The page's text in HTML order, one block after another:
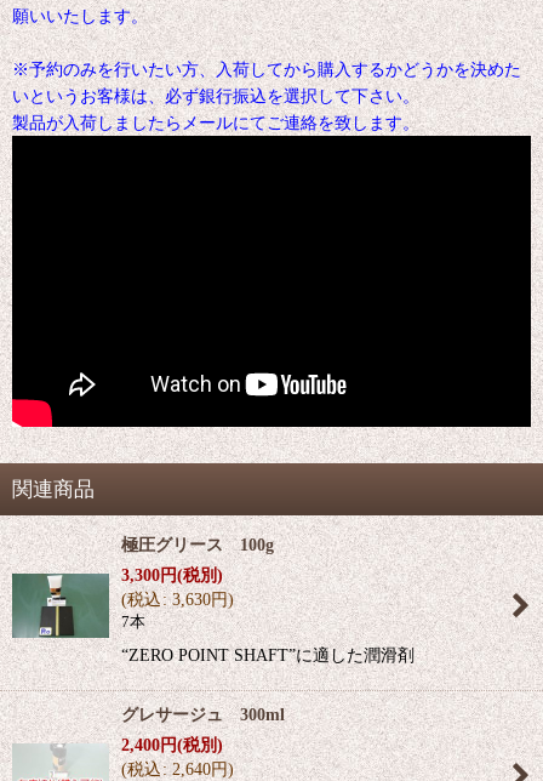
願いいたします。
※予約のみを行いたい方、入荷してから購入するかどうかを決めた
いというお客様は、必ず銀行振込を選択して下さい。
製品が入荷しましたらメールにてご連絡を致します。
関連商品
極圧グリース 100g
3,300円(税別)
(税込: 3,630円)
7本
“ZERO POINT SHAFT”に適した潤滑剤
グレサージュ 300ml
2,400円(税別)
(税込: 2,640円)